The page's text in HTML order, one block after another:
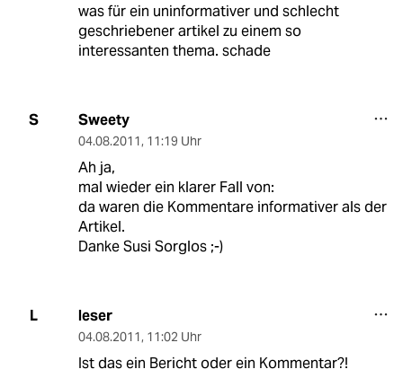
was für ein uninformativer und schlecht
geschriebener artikel zu einem so
interessanten thema. schade
S Sweety
04.08.2011, 11:19 Uhr
Ah ja,
mal wieder ein klarer Fall von:
da waren die Kommentare informativer als der
Artikel.
Danke Susi Sorglos ;-)
L leser
04.08.2011, 11:02 Uhr
Ist das ein Bericht oder ein Kommentar?!